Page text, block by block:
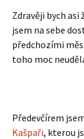
Zdravěji bych asi
jsem na sebe
předchozími
toho moc
Předevčírem
Kašpaři, kterou